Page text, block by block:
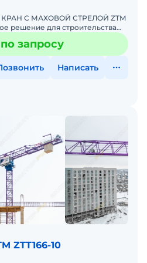
С МАХОВОЙ СТРЕЛОЙ ZTM
решение для строительства
в стесненных условиях или
запросу
Написать
ZTT166-10